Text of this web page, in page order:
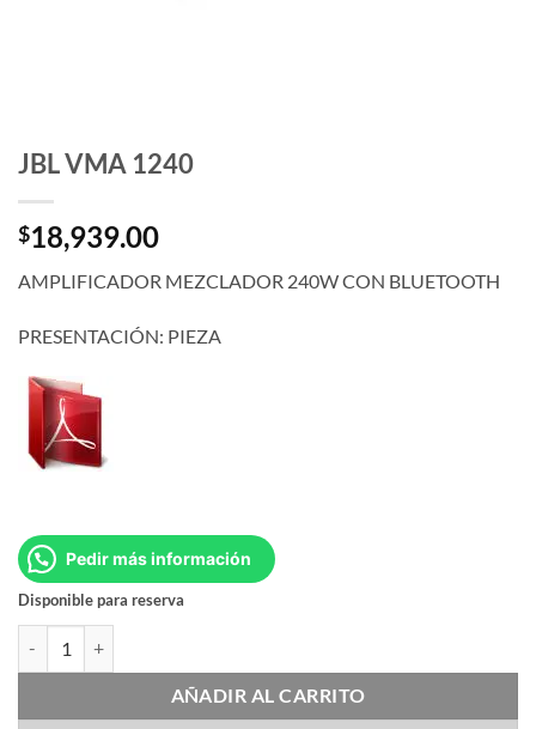
JBL VMA 1240
$18,939.00
AMPLIFICADOR MEZCLADOR 240W CON BLUETOOTH
PRESENTACIÓN: PIEZA
Pedir más información
Disponible para reserva
AÑADIR AL CARRITO